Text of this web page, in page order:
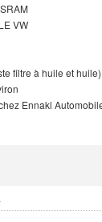
VW
filtre à huile et huile)
Ennakl